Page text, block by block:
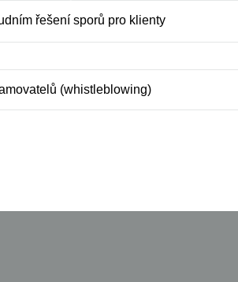
řešení sporů pro klienty
(whistleblowing)